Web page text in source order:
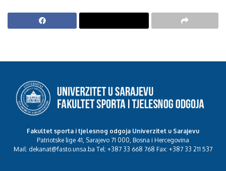
Fakultet sporta i tjelesnog odgoja Univerzitet u Sarajevu
Patriotske lige 41, Sarajevo 71 000, Bosna i Hercegovina
Mail: dekanat@fasto.unsa.ba Tel: +387 33 668 768 Fax: +387 33 211 537